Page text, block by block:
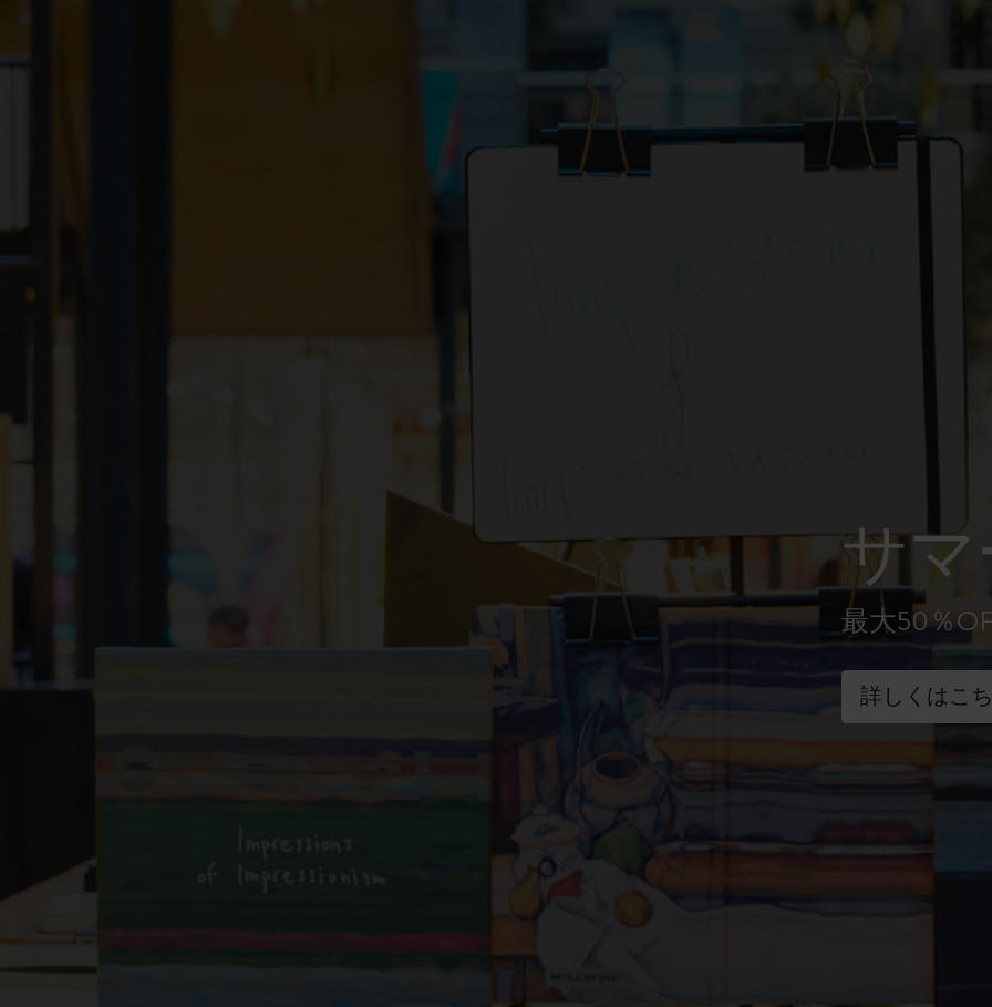
ナサにインスパイアされたコレクショ
ン
ピーナッツ限定コレクション
Mardi Mercredi × モレスキン
ハリー・ポッターの呪文コレクションサ
最大50％
詳しくはこ